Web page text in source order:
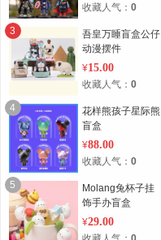
收藏人气： 0
3
吾皇万睡盲盒公仔
动漫摆件
¥15.00
收藏人气： 0
4
花样熊孩子星际熊
盲盒
¥88.00
收藏人气： 0
5
Molang兔杯子挂
饰手办盲盒
¥29.00